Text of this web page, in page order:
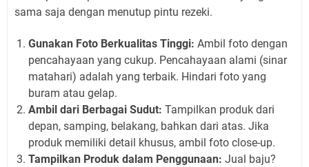
sama saja dengan menutup pintu rezeki.
Gunakan Foto Berkualitas Tinggi: Ambil foto dengan
pencahayaan yang cukup. Pencahayaan alami (sinar
matahari) adalah yang terbaik. Hindari foto yang
buram atau gelap.
Ambil dari Berbagai Sudut: Tampilkan produk dari
depan, samping, belakang, bahkan dari atas. Jika
produk memiliki detail khusus, ambil foto close-up.
Tampilkan Produk dalam Penggunaan: Jual baju?